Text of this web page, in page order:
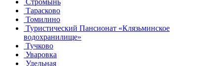
Тарасково
Томилино
Туристический Пансионат «Клязьминское
водохранилище»
Тучково
Уваровка
Удельная